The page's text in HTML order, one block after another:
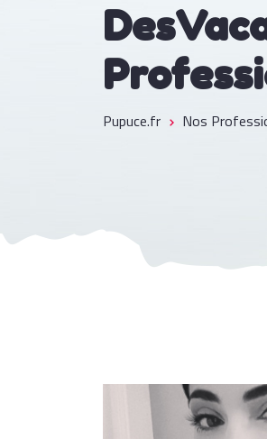
Pupuce.fr Nos